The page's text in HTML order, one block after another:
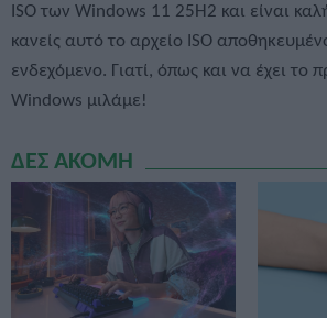
ISO των Windows 11 25H2 και είναι
κανείς αυτό το αρχείο ISO
ενδεχόμενο. Γιατί, όπως και να έχει το
Windows μιλάμε!
ΔΕΣ ΑΚΟΜΗ